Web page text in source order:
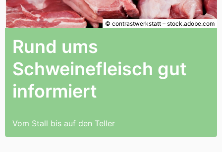
Rund ums
Schweinefleisch gut
informiert
Vom Stall bis auf den Teller
© contrastwerkstatt – stock.adobe.com